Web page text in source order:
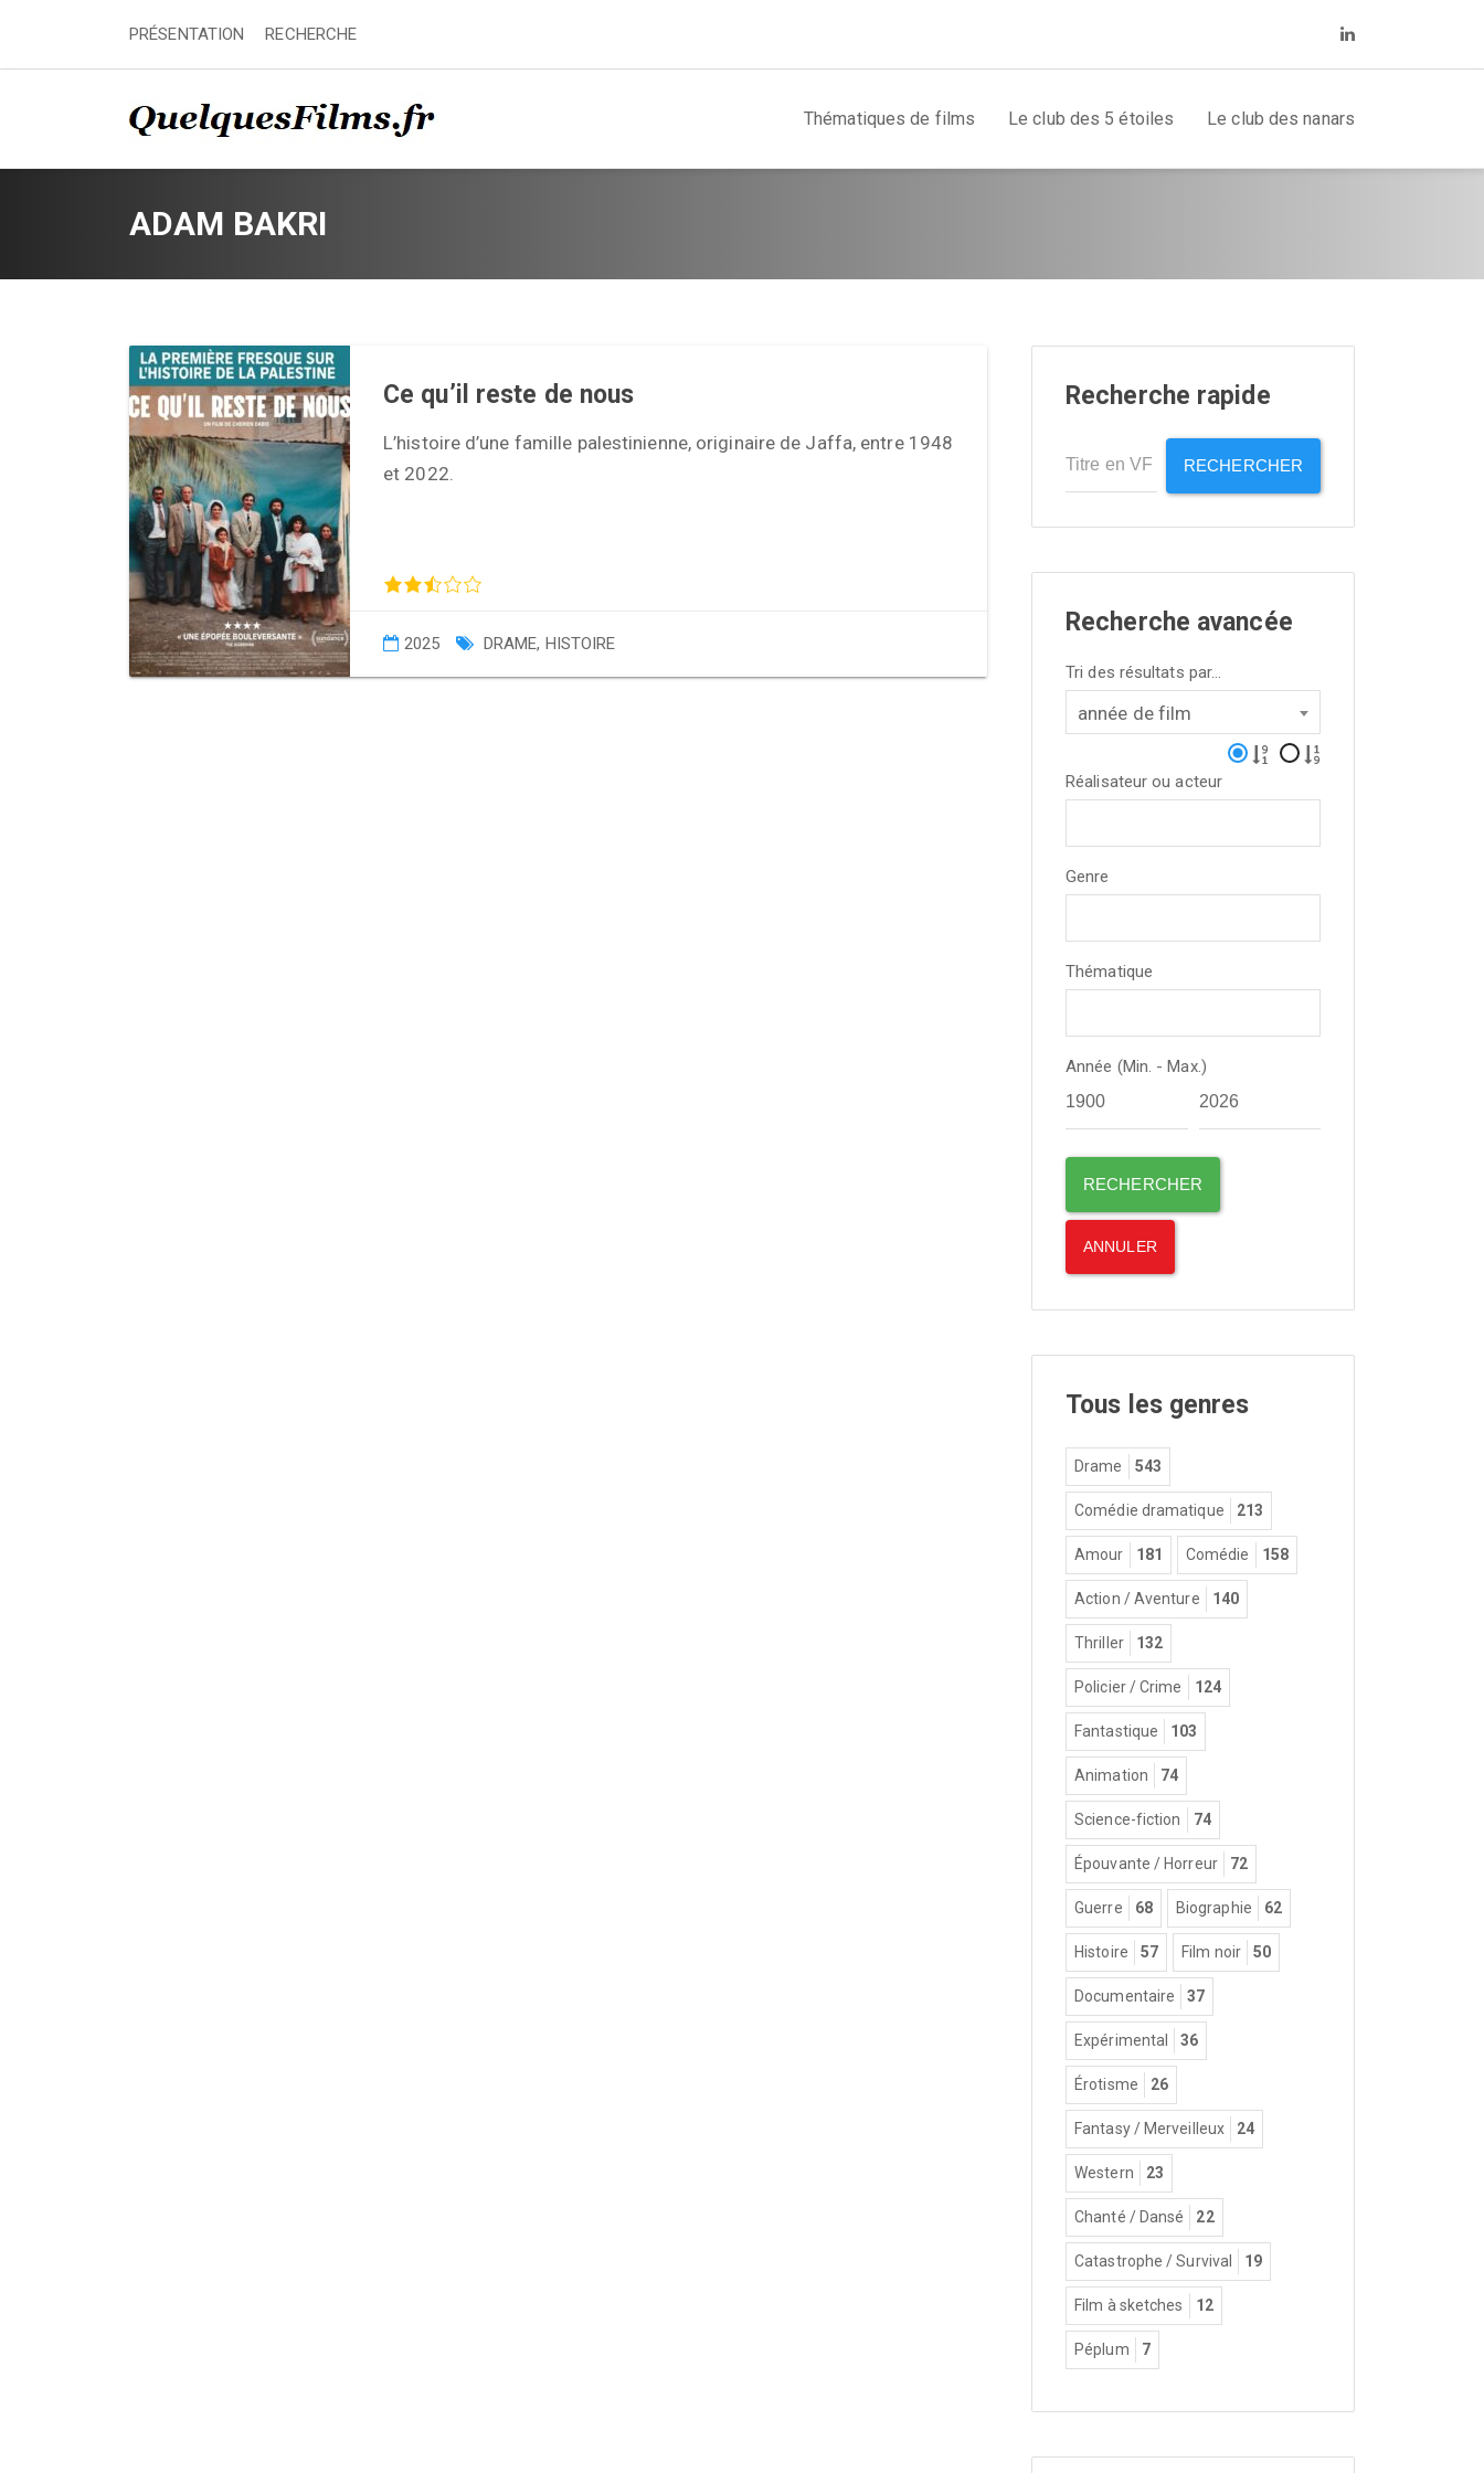
PRÉSENTATION RECHERCHE
Thématiques de films Le club des 5 étoiles Le club des nanars
ADAM BAKRI
Ce qu’il reste de nous
L’histoire d’une famille palestinienne, originaire de Jaffa, entre 1948
et 2022.
2025 DRAME, HISTOIRE
Recherche rapide
RECHERCHER
Recherche avancée
Tri des résultats par...
année de film
Réalisateur ou acteur
Genre
Thématique
Année (Min. - Max.)
Tous les genres
Drame 543
Comédie dramatique 213
Amour 181 Comédie 158
Action / Aventure 140
Thriller 132
Policier / Crime 124
Fantastique 103
Animation 74
Science-fiction 74
Épouvante / Horreur 72
Guerre 68 Biographie 62
Histoire 57 Film noir 50
Documentaire 37
Expérimental 36
Érotisme 26
Fantasy / Merveilleux 24
Western 23
Chanté / Dansé 22
Catastrophe / Survival 19
Film à sketches 12
Péplum 7